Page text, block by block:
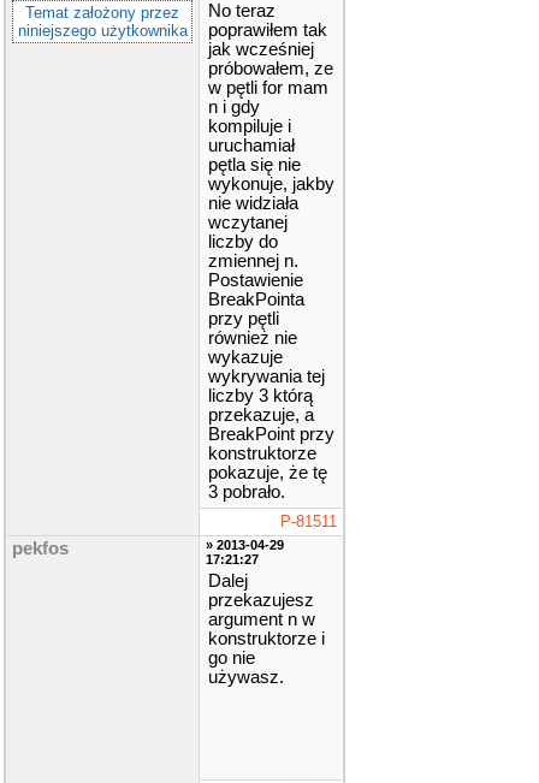
Temat założony przez
niniejszego użytkownika
No teraz
poprawiłem tak
jak wcześniej
próbowałem, ze
w pętli for mam
n i gdy
kompiluje i
uruchamiał
pętla się nie
wykonuje, jakby
nie widziała
wczytanej
liczby do
zmiennej n.
Postawienie
BreakPointa
przy pętli
również nie
wykazuje
wykrywania tej
liczby 3 którą
przekazuje, a
BreakPoint przy
konstruktorze
pokazuje, że tę
3 pobrało.
P-81511
pekfos
» 2013-04-29
17:21:27
Dalej
przekazujesz
argument n w
konstruktorze i
go nie
używasz.